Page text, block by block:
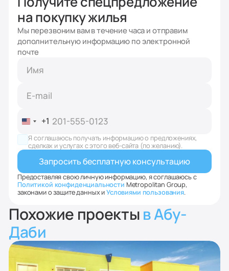
на покупку жилья
Мы перезвоним вам в течение часа и отправим
дополнительную информацию по электронной
почте
United
States
+1
+1
Я соглашаюсь получать информацию о предложениях,
сделках и услугах с этого веб-сайта (по желанию).
Предоставляя свою личную информацию, я соглашаюсь с
Политикой конфиденциальности Metropolitan Group,
законами о защите данных иУсловиями пользования.
Похожие проектыв Абу-
Даби